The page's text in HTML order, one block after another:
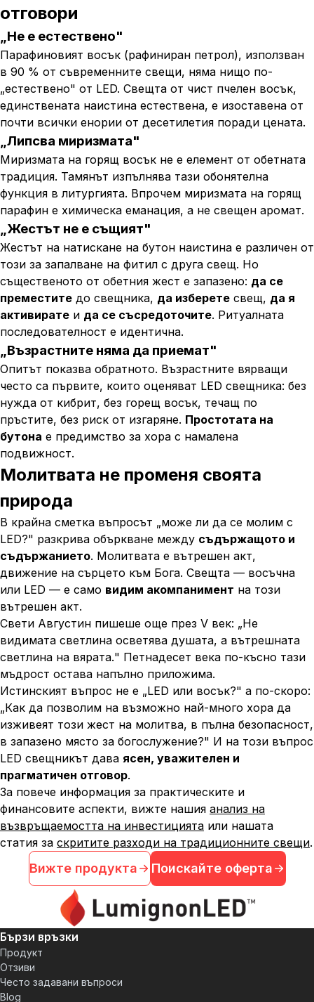
отговори
„Не е естествено"
Парафиновият восък (рафиниран петрол), използван
в 90 % от съвременните свещи, няма нищо по-
„естествено" от LED. Свещта от чист пчелен восък,
единствената наистина естествена, е изоставена от
почти всички енории от десетилетия поради цената.
„Липсва миризмата"
Миризмата на горящ восък не е елемент от обетната
традиция. Тамянът изпълнява тази обонятелна
функция в литургията. Впрочем миризмата на горящ
парафин е химическа еманация, а не свещен аромат.
„Жестът не е същият"
Жестът на натискане на бутон наистина е различен от
този за запалване на фитил с друга свещ. Но
същественото от обетния жест е запазено: да се
преместите до свещника, да изберете свещ, да я
активирате и да се съсредоточите. Ритуалната
последователност е идентична.
„Възрастните няма да приемат"
Опитът показва обратното. Възрастните вярващи
често са първите, които оценяват LED свещника: без
нужда от кибрит, без горещ восък, течащ по
пръстите, без риск от изгаряне. Простотата на
бутона е предимство за хора с намалена
подвижност.
Молитвата не променя своята
природа
В крайна сметка въпросът „може ли да се молим с
LED?" разкрива объркване между съдържащото и
съдържанието. Молитвата е вътрешен акт,
движение на сърцето към Бога. Свещта — восъчна
или LED — е само видим акомпанимент на този
вътрешен акт.
Свети Августин пишеше още през V век: „Не
видимата светлина осветява душата, а вътрешната
светлина на вярата." Петнадесет века по-късно тази
мъдрост остава напълно приложима.
Истинският въпрос не е „LED или восък?" а по-скоро:
„Как да позволим на възможно най-много хора да
изживеят този жест на молитва, в пълна безопасност,
в запазено място за богослужение?" И на този въпрос
LED свещникът дава ясен, уважителен и
прагматичен отговор.
За повече информация за практическите и
финансовите аспекти, вижте нашия анализ на
възвръщаемостта на инвестицията или нашата
статия за скритите разходи на традиционните свещи.
Вижте продукта Поискайте оферта
Бързи връзки
Продукт
Отзиви
Често задавани въпроси
Blog